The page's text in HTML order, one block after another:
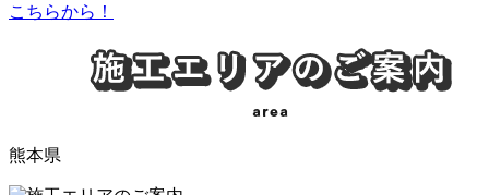
こちらから！
熊本県